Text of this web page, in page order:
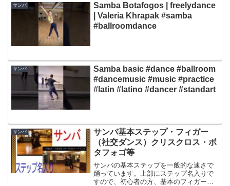
サンバ
Samba Botafogos | freelydance
| Valeria Khrapak #samba
#ballroomdance
サンバ
Samba basic #dance #ballroom
#dancemusic #music #practice
#latin #latino #dancer #standart
サンバ
サンバ基本ステップ・フィガー
（社交ダンス）クリスクロス・ボ
タフォゴ等
サンバの基本ステップを一般的な速さで
踊っています。上部にステップ名入りで
すので、初心者の方、基本のフィガーを